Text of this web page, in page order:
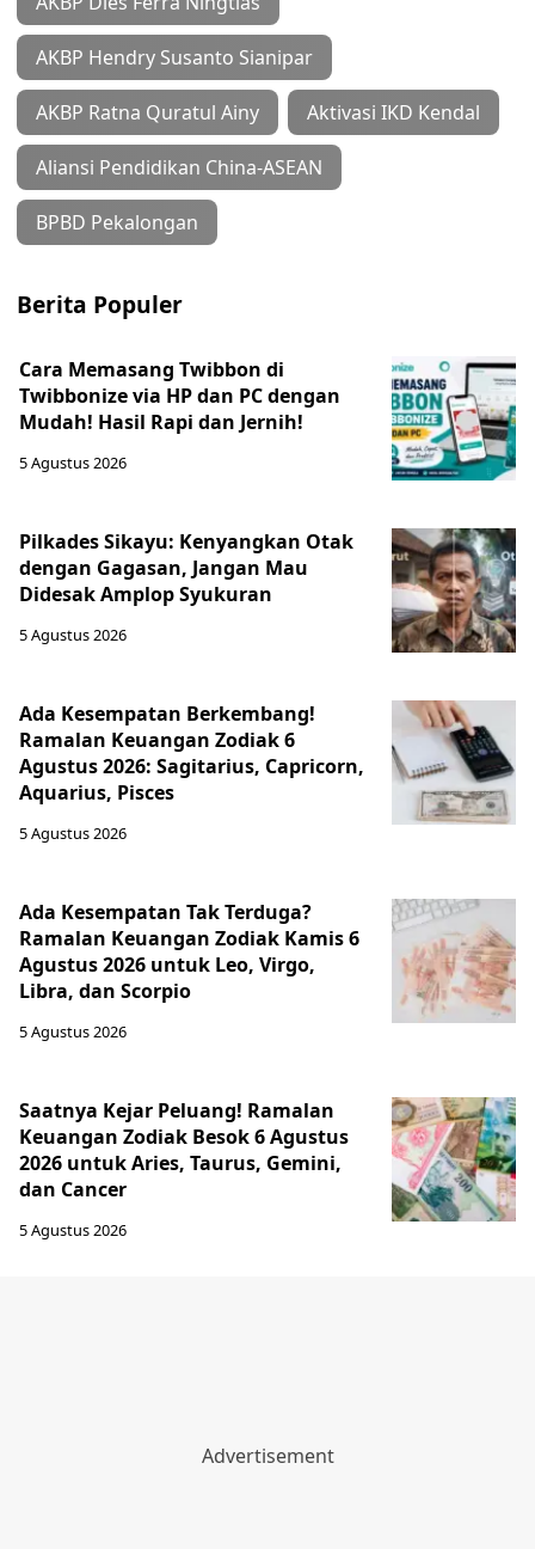
AKBP Hendry Susanto Sianipar
AKBP Ratna Quratul Ainy Aktivasi IKD Kendal
Aliansi Pendidikan China-ASEAN
BPBD Pekalongan
Berita Populer
Cara Memasang Twibbon di
Twibbonize via HP dan PC dengan
Mudah! Hasil Rapi dan Jernih!
5 Agustus 2026
Pilkades Sikayu: Kenyangkan Otak
dengan Gagasan, Jangan Mau
Didesak Amplop Syukuran
5 Agustus 2026
Ada Kesempatan Berkembang!
Ramalan Keuangan Zodiak 6
Agustus 2026: Sagitarius, Capricorn,
Aquarius, Pisces
5 Agustus 2026
Ada Kesempatan Tak Terduga?
Ramalan Keuangan Zodiak Kamis 6
Agustus 2026 untuk Leo, Virgo,
Libra, dan Scorpio
5 Agustus 2026
Saatnya Kejar Peluang! Ramalan
Keuangan Zodiak Besok 6 Agustus
2026 untuk Aries, Taurus, Gemini,
dan Cancer
5 Agustus 2026